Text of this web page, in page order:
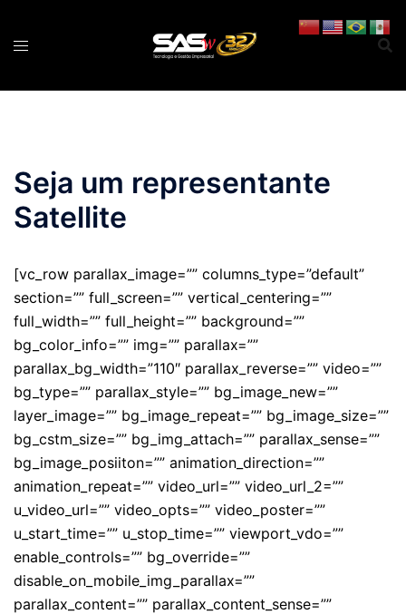
Seja um representante
Satellite
[vc_row parallax_image=”” columns_type=”default”
section=”” full_screen=”” vertical_centering=””
full_width=”” full_height=”” background=””
bg_color_info=”” img=”” parallax=””
parallax_bg_width=”110″ parallax_reverse=”” video=””
bg_type=”” parallax_style=”” bg_image_new=””
layer_image=”” bg_image_repeat=”” bg_image_size=””
bg_cstm_size=”” bg_img_attach=”” parallax_sense=””
bg_image_posiiton=”” animation_direction=””
animation_repeat=”” video_url=”” video_url_2=””
u_video_url=”” video_opts=”” video_poster=””
u_start_time=”” u_stop_time=”” viewport_vdo=””
enable_controls=”” bg_override=””
disable_on_mobile_img_parallax=””
parallax_content=”” parallax_content_sense=””